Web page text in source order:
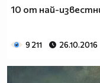
10 от най-
9 211 26.10.2016